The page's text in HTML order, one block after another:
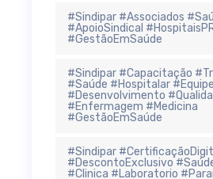
#Sindipar #Associados
#ApoioSindical
#GestãoEmSaúde
#Sindipar #Capacitação
#Saúde #Hospitalar #Equipe
#Desenvolvimento
#Enfermagem #Medicina
#GestãoEmSaúde
#Sindipar
#DescontoExclusivo
#Clinica #Laboratorio